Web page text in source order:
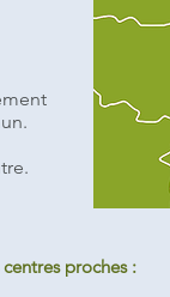
centres proches :